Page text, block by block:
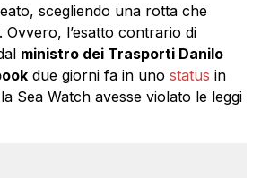
scegliendo una rotta che
Ovvero, l’esatto contrario di
ministro dei Trasporti Danilo
due giorni fa in uno status in
Sea Watch avesse violato le leggi